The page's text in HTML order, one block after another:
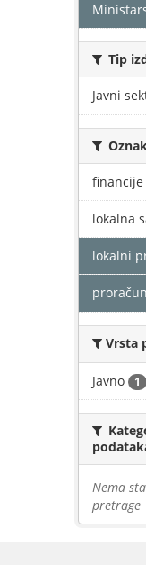
Tip
Javni
financije
lokalna
lokalni
proračun
Vrsta
Javno 1
Nema
pretrage